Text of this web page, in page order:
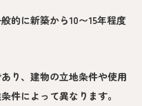
的に新築から10〜15年程度
り、建物の立地条件や使用
件によって異なります。